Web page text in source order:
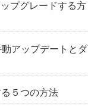
プグレードする方
動アップデートとダ
５つの方法